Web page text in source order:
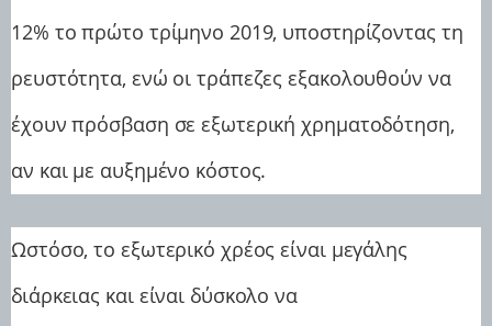
12% το πρώτο τρίμηνο 2019, υποστηρίζοντας τη
ρευστότητα, ενώ οι τράπεζες εξακολουθούν να
έχουν πρόσβαση σε εξωτερική χρηματοδότηση,
αν και με αυξημένο κόστος.
Ωστόσο, το εξωτερικό χρέος είναι μεγάλης
διάρκειας και είναι δύσκολο να